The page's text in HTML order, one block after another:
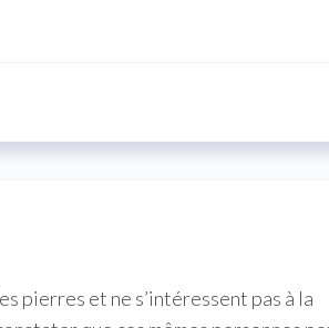
pierres et ne s’intéressent pas à la